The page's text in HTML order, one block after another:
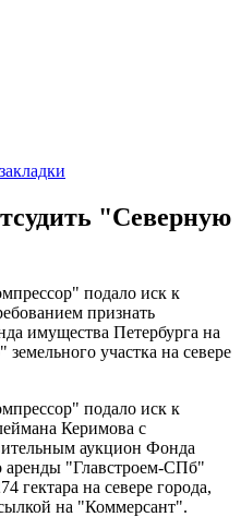
"Северную
подало иск к
признать
имущества Петербурга на
участка на севере
подало иск к
Керимова с
аукцион Фонда
аренды "Главстроем-СПб"
гектара на севере города,
на "Коммерсант".